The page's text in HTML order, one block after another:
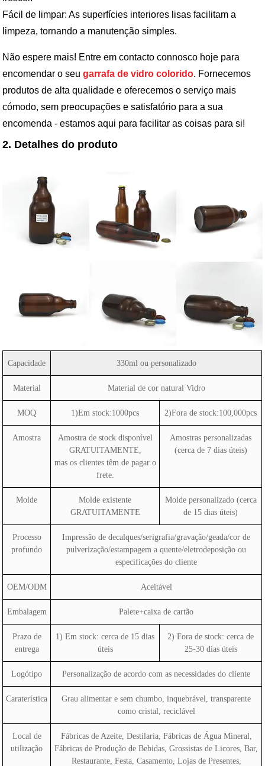
Fácil de limpar: As superfícies interiores lisas facilitam a
limpeza, tornando a manutenção simples.
Não espere mais! Entre em contacto connosco hoje para
encomendar o seugarrafa de vidro colorido. Fornecemos
produtos de alta qualidade e oferecemos o serviço mais
cómodo, sem preocupações e satisfatório para a sua
encomenda - estamos aqui para facilitar as coisas para si!
2. Detalhes do produto
Capacidade 330ml ou personalizado
Material Material de cor natural Vidro
MOQ 1)Em stock:1000pcs 2)Fora de stock:100,000pcs
Amostra
Amostra de stock disponível
GRATUITAMENTE,
mas os clientes têm de pagar o
frete.
Amostras personalizadas
(cerca de 7 dias úteis)
Molde
Molde existente
GRATUITAMENTE
Molde personalizado (cerca
de 15 dias úteis)
Processo
profundo
Impressão de decalques/serigrafia/gravação/geada/cor de
pulverização/estampagem a quente/eletrodeposição ou
especificações do cliente
OEM/ODM Aceitável
Embalagem Palete+caixa de cartão
Prazo de
entrega
1) Em stock: cerca de 15 dias
úteis
2) Fora de stock: cerca de
25-30 dias úteis
Logótipo Personalização de acordo com as necessidades do cliente
Caraterística
Grau alimentar e sem chumbo, inquebrável, transparente
como cristal, reciclável
Local de
utilização
Fábricas de Azeite, Destilaria, Fábricas de Água Mineral,
Fábricas de Produção de Bebidas, Grossistas de Licores, Bar,
Restaurante, Festa, Casamento, Lojas de Presentes,